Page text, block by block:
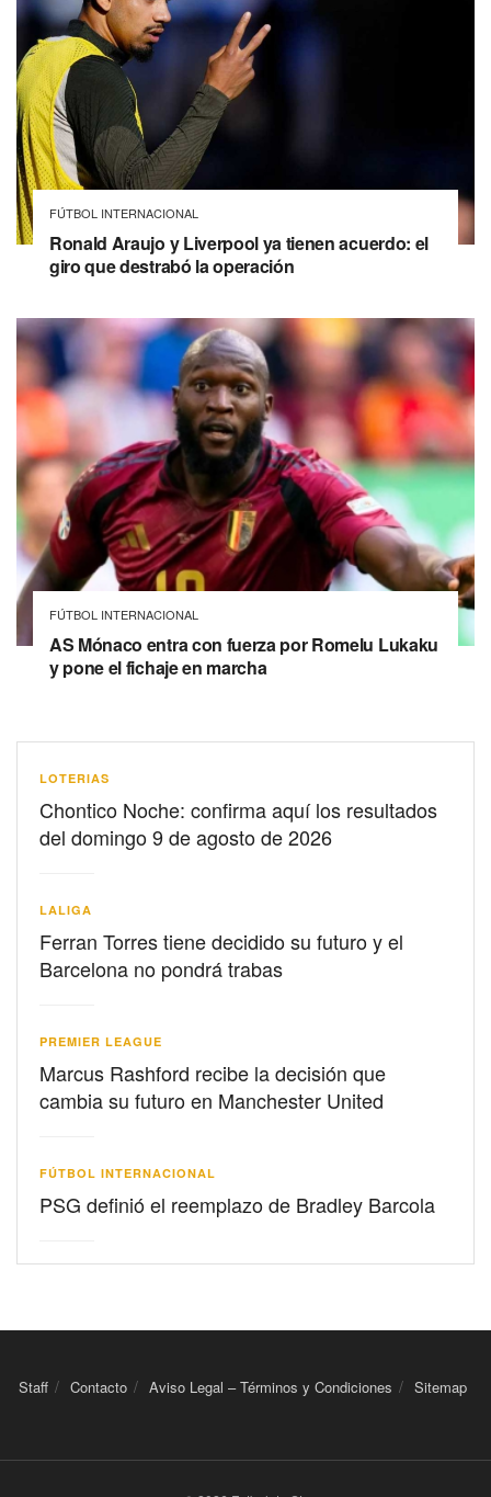
FÚTBOL INTERNACIONAL
Ronald Araujo y Liverpool ya tienen acuerdo: el
giro que destrabó la operación
FÚTBOL INTERNACIONAL
AS Mónaco entra con fuerza por Romelu Lukaku
y pone el fichaje en marcha
LOTERIAS
Chontico Noche: confirma aquí los resultados
del domingo 9 de agosto de 2026
LALIGA
Ferran Torres tiene decidido su futuro y el
Barcelona no pondrá trabas
PREMIER LEAGUE
Marcus Rashford recibe la decisión que
cambia su futuro en Manchester United
FÚTBOL INTERNACIONAL
PSG definió el reemplazo de Bradley Barcola
Staff Contacto Aviso Legal – Términos y Condiciones Sitemap